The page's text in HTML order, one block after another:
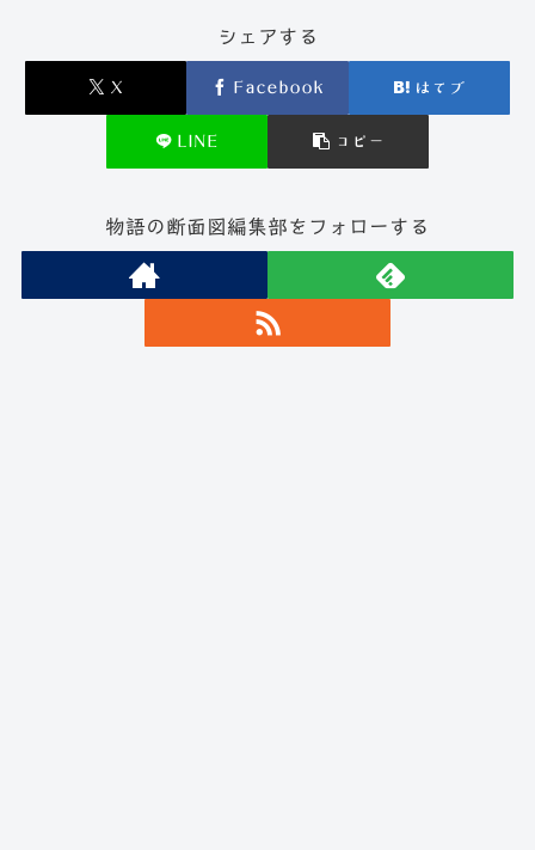
シェアする
X Facebook はてブ
LINE コピー
物語の断面図編集部をフォローする